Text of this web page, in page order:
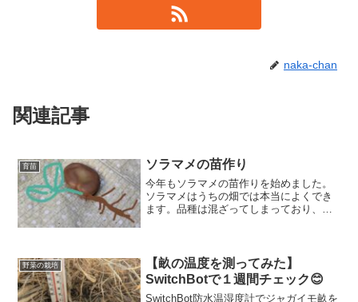
naka-chan
関連記事
育苗 ソラマメの苗作り
今年もソラマメの苗作りを始めました。
ソラマメはうちの畑では本当によくでき
ます。品種は混ざってしまっており、
野菜の栽培
【畝の温度を測ってみた】
SwitchBotで１週間チェック😊
SwitchBot防水温湿度計でジャガイモ畝を